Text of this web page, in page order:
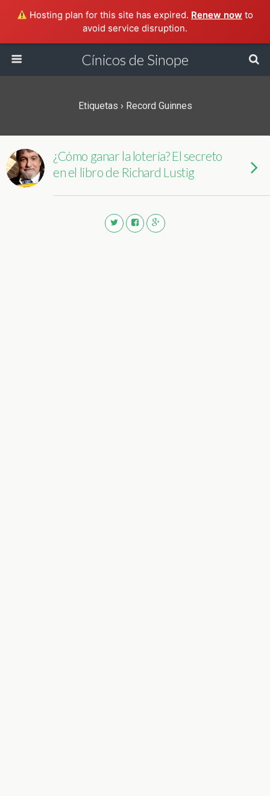
Hosting plan for this site has expired. Renew now to
avoid service disruption.
Cínicos de Sinope
Etiquetas › Record Guinnes
¿Cómo ganar la lotería? El secreto
en el libro de Richard Lustig